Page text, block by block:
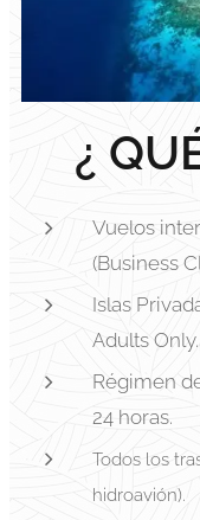
¿
Vuelos
(Business
Islas
Adults Only.
Régimen
24 horas.
Todos los
hidroavión).